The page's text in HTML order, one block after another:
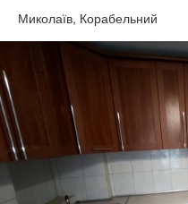
Миколаїв, Корабельний